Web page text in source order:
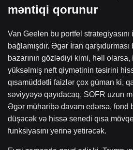
məntiqi qorunur
Van Geelen bu portfel
bağlamışdır. Əgər İran
bazarının gözlədiyi kimi, həll
yüksəlmiş neft qiymətinin təsirini
qısamüddətli faizlər çox güman ki,
səviyyəyə qayıdacaq, SOFR uzun
Əgər müharibə davam edərsə, fond
düşəcək və hissə senedi qısa
funksiyasını yerinə yetirəcək.